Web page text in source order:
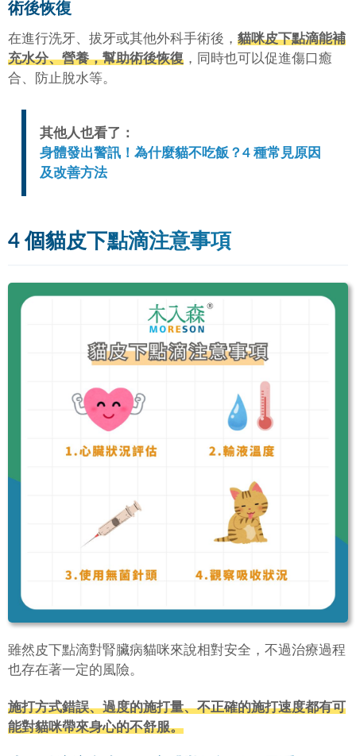
術後恢復
在進行洗牙、拔牙或其他外科手術後， 貓咪皮下點滴能補
充水分、營養，幫助術後恢復 ，同時也可以促進傷口癒
合、防止脫水等。
其他人也看了：
身體發出警訊！為什麼貓不吃飯？4 種常見原因
及改善方法
4 個貓皮下點滴注意事項
雖然皮下點滴對腎臟病貓咪來說相對安全，不過治療過程
也存在著一定的風險。
施打方式錯誤、過度的施打量、不正確的施打速度都有可
能對貓咪帶來身心的不舒服。